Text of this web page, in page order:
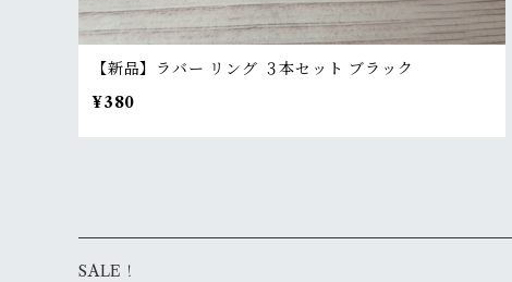
【新品】ラバー リング ３本セット ブラック
¥380
SALE！